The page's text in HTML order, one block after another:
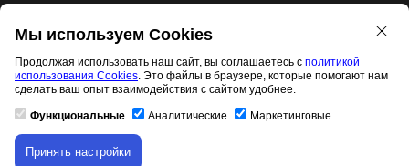
Скачивание материала доступно только для
Образовательная лицензия №5257 от 09.09.2020 (Л035-
01253-67/00192487)
Свидетельство правообладателя товарного знака 11.01.2017
Мы используем Cookies
Продолжая использовать наш сайт, вы соглашаетесь с политикой
использования Cookies. Это файлы в браузере, которые помогают нам
сделать ваш опыт взаимодействия с сайтом удобнее.
Функциональные Аналитические Маркетинговые
Принять настройки